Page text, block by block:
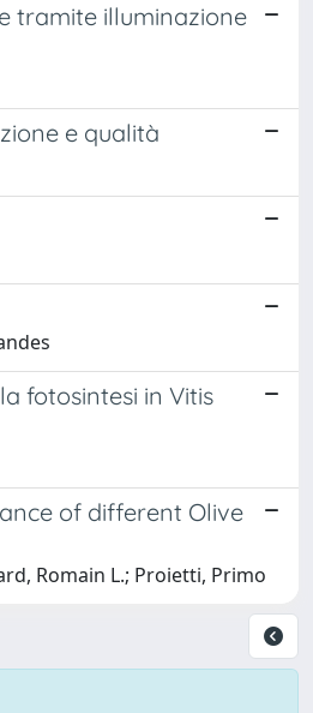
tramite illuminazione
e qualità
fotosintesi in Vitis
of different Olive
Romain L.; Proietti, Primo